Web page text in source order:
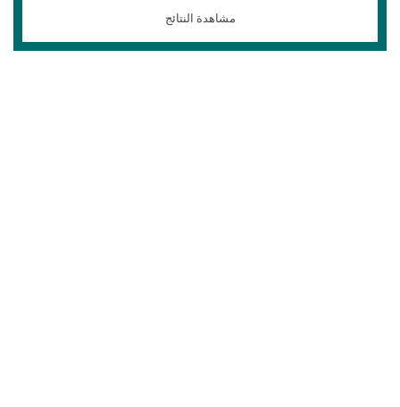
مشاهدة النتائج